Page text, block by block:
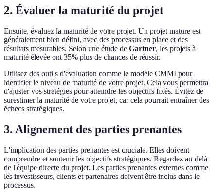
2. Évaluer la maturité du projet
Ensuite, évaluez la maturité de votre projet. Un projet mature est
généralement bien défini, avec des processus en place et des
résultats mesurables. Selon une étude de Gartner, les projets à
maturité élevée ont 35% plus de chances de réussir.
Utilisez des outils d'évaluation comme le modèle CMMI pour
identifier le niveau de maturité de votre projet. Cela vous permettra
d'ajuster vos stratégies pour atteindre les objectifs fixés. Évitez de
surestimer la maturité de votre projet, car cela pourrait entraîner des
échecs stratégiques.
3. Alignement des parties prenantes
L'implication des parties prenantes est cruciale. Elles doivent
comprendre et soutenir les objectifs stratégiques. Regardez au-delà
de l'équipe directe du projet. Les parties prenantes externes comme
les investisseurs, clients et partenaires doivent être inclus dans le
processus.